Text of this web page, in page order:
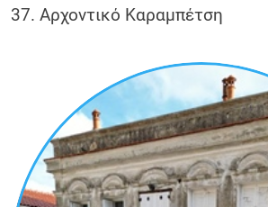
37. Αρχοντικό Καραμπέτση